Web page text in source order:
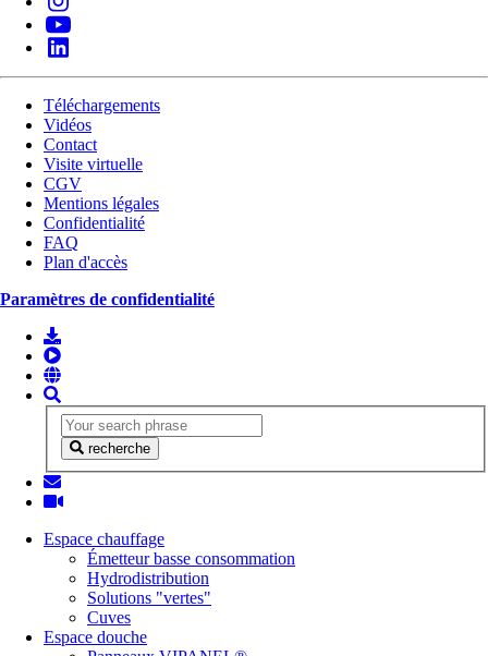
Téléchargements
Vidéos
Contact
Visite virtuelle
CGV
Mentions légales
Confidentialité
FAQ
Plan d'accès
Paramètres de confidentialité
recherche
Espace chauffage
Émetteur basse consommation
Hydrodistribution
Solutions "vertes"
Cuves
Espace douche